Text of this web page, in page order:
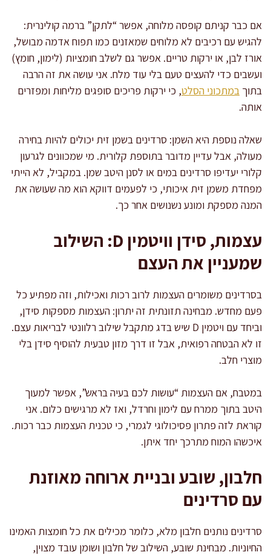
אם כבר קניתם קופסה מלוחה, אפשר “לתקן” ברמה קולינרית:
להגיש עם רכיבים לא מלוחים שמאזנים כמו תפוח אדמה מבושל,
אורז לבן, או ירקות טריים. אפשר גם לשלב חומציות (לימון, חומץ)
ועשבים כדי להעצים טעם בלי עוד מלח. אני עושה את זה הרבה
בתוך במתכוני הסלט, כי ירקות פריכים סופגים מליחות ומפזרים
אותה.
שאלה נוספת היא השמן: סרדינים בשמן זית יכולים להיות בחירה
מעולה, אבל עדיין מדובר בתוספת קלורית. מי שמכוונים לגרעון
קלורי יעדיפו סרדינים במים או לסנן היטב שמן. במקביל, לא הייתי
מפחדת משמן זית איכותי, כי לפעמים דווקא הוא מה שעושה את
המנה מספקת ומונע נשנושים אחר כך.
עצמות, סידן וויטמין D: השילוב
שמעניין את העצם
בסרדינים משומרים העצמות לרוב רכות ואכילות, וזה מפתיע כל
פעם מחדש. מבחינה תזונתית זה יתרון: העצמות מספקות סידן,
וביחד עם ויטמין D שיש בדג מתקבל שילוב רלוונטי לבריאות עצם.
זו לא הבטחה רפואית, אבל זו דרך מזון טבעית להוסיף סידן בלי
מוצרי חלב.
במטבח, אם העצמות “עושות לכם בעיה בראש”, אפשר למעוך
היטב בתוך ממרח עם לימון וחרדל, ואז לא מרגישים כלום. אני
קוראת לזה פתרון פסיכולוגי לגמרי, כי טכנית העצמות כבר רכות.
איכשהו המוח מתרכך יחד איתן.
חלבון, שובע ובניית ארוחה מאוזנת
עם סרדינים
סרדינים נותנים חלבון מלא, כלומר מכילים את כל חומצות האמינו
החיוניות. מבחינת שובע, השילוב של חלבון ושומן עובד מצוין,